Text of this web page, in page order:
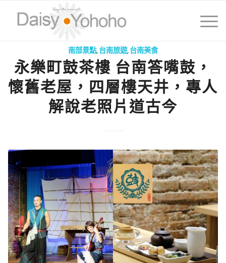
南部景點,台南旅遊,台南美食
永樂町鼓茶樓 台南答嘴鼓，
懷舊老屋，四層樓天井，專人
解說老照片道古今